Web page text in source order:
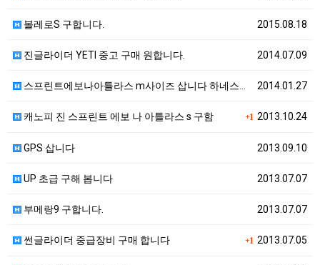
2015.08.18
볼레로S 구합니다.
2014.07.09
진글라이더 YETI 중고 구매 원합니다.
2014.01.27
스프린트에보나아틀라스 m사이즈 삽니다 하네스도사요
+1 2013.10.24
캐노피 진 스프린트 에보 나 아틀라스 s 구함
2013.09.10
GPS 삽니다
2013.07.07
UP 초급 구해 봅니다
2013.07.07
부메랑9 구합니다.
+1 2013.07.05
썬글라이더 중급장비 구매 합니다